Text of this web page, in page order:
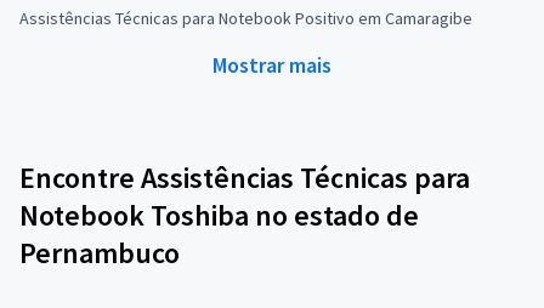
Assistências Técnicas para Notebook Positivo em Camaragibe
Mostrar mais
Encontre Assistências Técnicas para
Notebook Toshiba no estado de
Pernambuco